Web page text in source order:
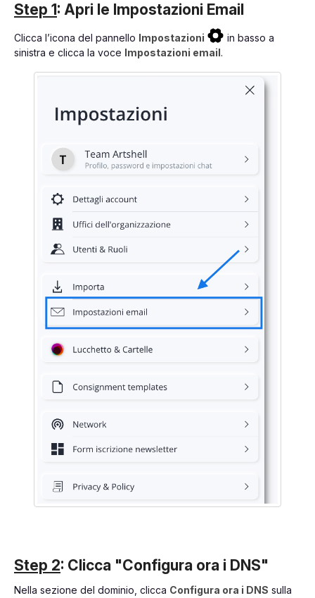
Step 1 : Apri le Impostazioni Email
Clicca l’icona del pannello Impostazioni
in basso a
sinistra e clicca la voce Impostazioni email.
Step 2: Clicca "Configura ora i DNS"
Nella sezione del dominio, clicca Configura ora i DNS sulla